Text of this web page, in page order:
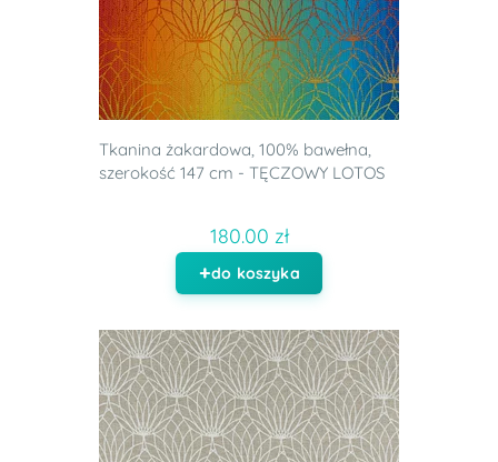
Tkanina żakardowa, 100% bawełna,
szerokość 147 cm - TĘCZOWY LOTOS
180.00 zł
do koszyka